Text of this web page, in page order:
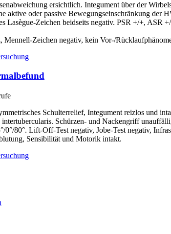
ersichtlich. Integument über der
aktive oder passive Bewegungseinschränkung
Lasègue-Zeichen beidseits negativ. PSR +/+,
Mennell-Zeichen negativ, kein Vor-/
Schulterrelief, Integument reizlos und
intertubercularis. Schürzen- und Nackengriff
0°/80°. Lift-Off-Test negativ, Jobe-Test negativ,
Sensibilität und Motorik intakt.